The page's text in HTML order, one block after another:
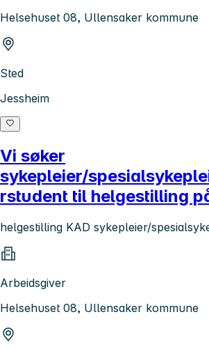
Helsehuset 08, Ullensaker kommune
Sted
Jessheim
Vi søker
sykepleier/
rstudent til helgestilling
helgestilling KAD sykepleier/
Arbeidsgiver
Helsehuset 08, Ullensaker kommune